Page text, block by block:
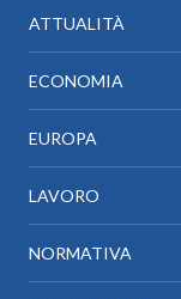
ATTUALITÀ
ECONOMIA
EUROPA
LAVORO
NORMATIVA